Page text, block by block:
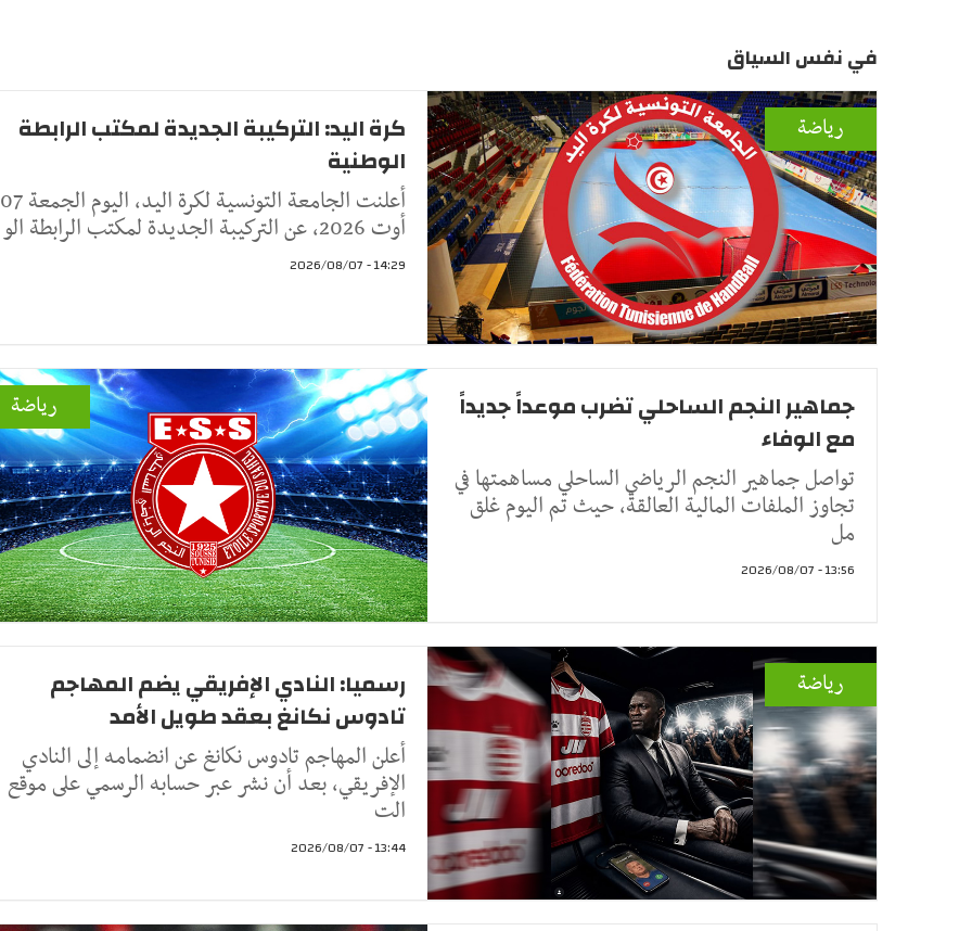
في نفس السياق
رياضة
كرة اليد: التركيبة الجديدة لمكتب الرابطة
الوطنية
أعلنت الجامعة التونسية لكرة اليد، اليوم الجمعة 07
أوت 2026، عن التركيبة الجديدة لمكتب الرابطة الو
14:29 - 2026/08/07
رياضة
جماهير النجم الساحلي تضرب موعداً جديداً
مع الوفاء
تواصل جماهير النجم الرياضي الساحلي مساهمتها في
تجاوز الملفات المالية العالقة، حيث تم اليوم غلق
مل
13:56 - 2026/08/07
رياضة
رسميا: النادي الإفريقي يضم المهاجم
تادوس نكانغ بعقد طويل الأمد
أعلن المهاجم تادوس نكانغ عن انضمامه إلى النادي
الإفريقي، بعد أن نشر عبر حسابه الرسمي على موقع
الت
13:44 - 2026/08/07